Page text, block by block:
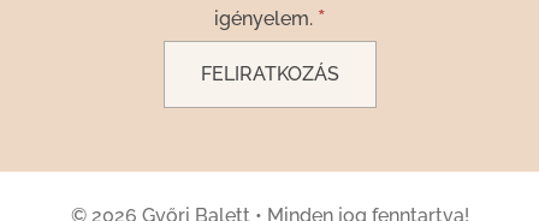
igényelem. *
© 2026 Győri Balett • Minden jog fenntartva!